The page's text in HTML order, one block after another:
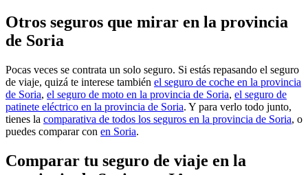
Otros seguros que mirar en la provincia
de Soria
Pocas veces se contrata un solo seguro. Si estás repasando el seguro
de viaje, quizá te interese también el seguro de coche en la provincia
de Soria, el seguro de moto en la provincia de Soria, el seguro de
patinete eléctrico en la provincia de Soria. Y para verlo todo junto,
tienes la comparativa de todos los seguros en la provincia de Soria, o
puedes comparar con en Soria.
Comparar tu seguro de viaje en la